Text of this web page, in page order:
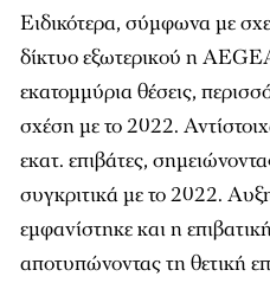
Ειδικότερα, σύμφωνα με
δίκτυο εξωτερικού η
εκατομμύρια θέσεις,
σχέση με το 2022.
εκατ. επιβάτες,
συγκριτικά με το 2022.
εμφανίστηκε και η
αποτυπώνοντας τη θετική